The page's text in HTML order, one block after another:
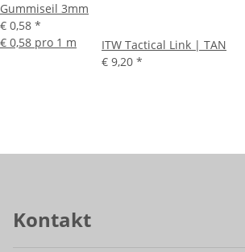
Gummiseil 3mm
€ 0,58 *
€ 0,58 pro 1 m
ITW Tactical Link | TAN
€ 9,20 *
Kontakt